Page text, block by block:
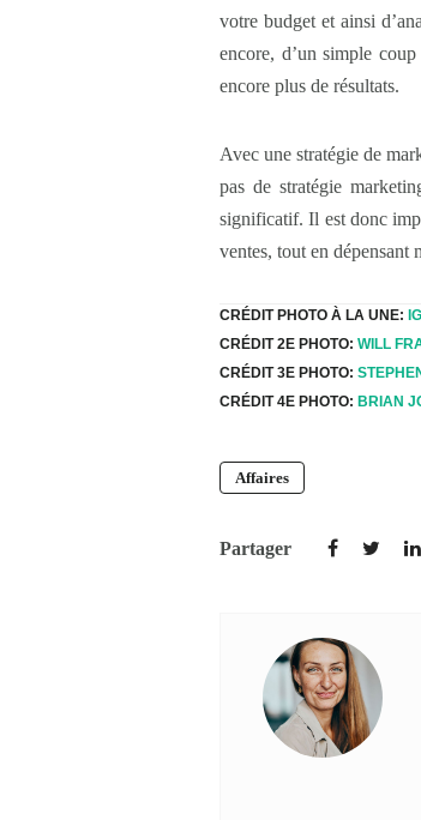
votre budget et ainsi
encore, d’un simple
encore plus de résultats.
Avec une stratégie de
pas de stratégie
significatif. Il est donc
ventes, tout en dépensant
CRÉDIT PHOTO À LA UNE:
CRÉDIT 2E PHOTO: WILL
CRÉDIT 3E PHOTO:
CRÉDIT 4E PHOTO: BRIAN
Affaires
Partager